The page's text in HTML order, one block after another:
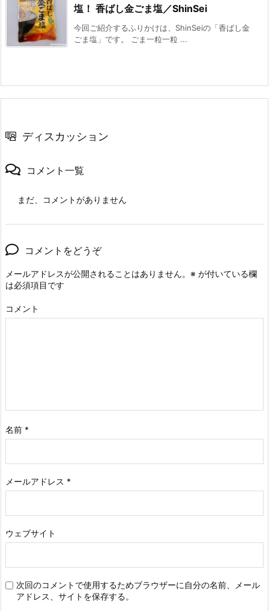
塩！ 香ばし金ごま塩／ShinSei
今回ご紹介するふりかけは、ShinSeiの「香ばし金
ごま塩」です。 ごま一粒一粒 ...
ディスカッション
コメント一覧
まだ、コメントがありません
コメントをどうぞ
メールアドレスが公開されることはありません。 ※ が付いている欄
は必須項目です
コメント
名前 *
メールアドレス *
ウェブサイト
次回のコメントで使用するためブラウザーに自分の名前、メール
アドレス、サイトを保存する。